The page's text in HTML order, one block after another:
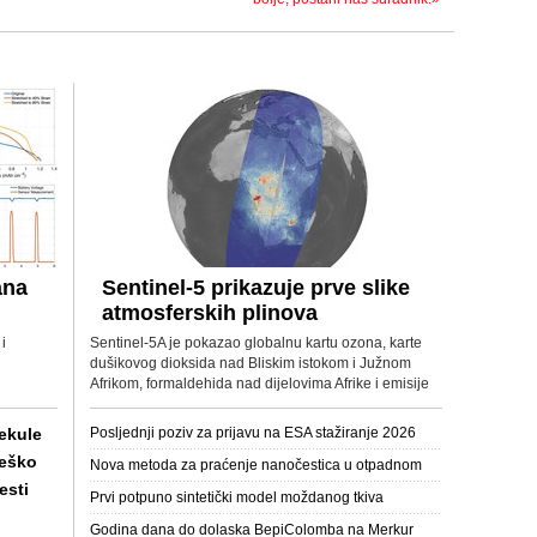
Sentinel-5 prikazuje prve slike
atmosferskih plinova
Sentinel-5A je pokazao globalnu kartu ozona, karte
dušikovog dioksida nad Bliskim istokom i Južnom
Afrikom, formaldehida nad dijelovima Afrike i emisije
sumpornog dioksida iz aktivnog vulkana.
Posljednji poziv za prijavu na ESA stažiranje 2026
Nova metoda za praćenje nanočestica u otpadnom
mulju
Prvi potpuno sintetički model moždanog tkiva
Godina dana do dolaska BepiColomba na Merkur